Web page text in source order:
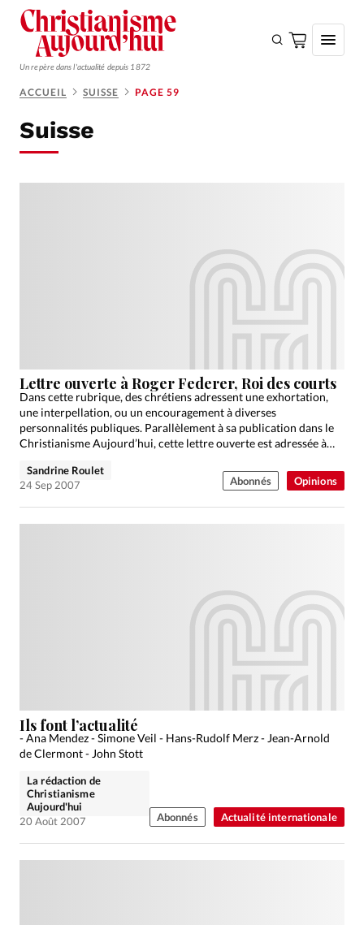
Un repère dans l'actualité depuis 1872
Monde
Devise:CHF
RUBRIQUES
Tous les articles
Actualité chrétienne
Actualité internationale
Chronique
Culture
Dossier
Génération réveil
Monde
ACCUEIL SUISSE PAGE 59
Suisse
Opinions
Lettre ouverte à Roger Federer, Roi des courts
Dans cette rubrique, des chrétiens adressent une exhortation,
une interpellation, ou un encouragement à diverses
personnalités publiques. Parallèlement à sa publication dans le
Christianisme Aujourd’hui, cette lettre ouverte est adressée à
Sandrine Roulet
24 Sep 2007
Abonnés
Actualité internationale
Ils font l’actualité
- Ana Mendez - Simone Veil - Hans-Rudolf Merz - Jean-Arnold
de Clermont - John Stott
La rédaction de
Christianisme
Aujourd'hui
20 Août 2007
Abonnés